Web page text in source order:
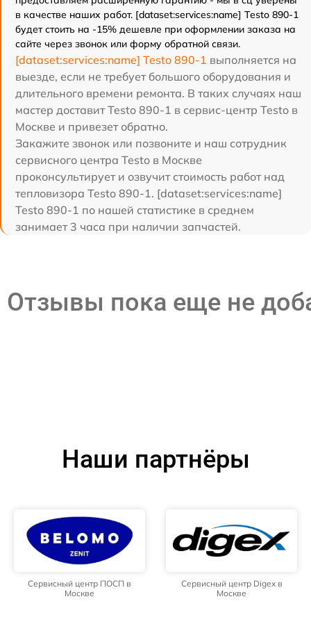
в качестве наших работ. [dataset:services:name] Testo 890-1
будет стоить на -15% дешевле при оформлении заказа на
сайте через звонок или форму обратной связи.
[dataset:services:name] Testo 890-1 выполняется на
выезде, если не требует большого оборудования и
длительного времени ремонта. В таких случаях наш
мастер доставит Testo 890-1 в сервис-центр Testo в
Москве и привезет обратно.
Закажите звонок или позвоните и наш сотрудник
сервисного центра Testo в Москве
проконсультирует и озвучит стоимость работ над
тепловизора Testo 890-1. [dataset:services:name]
Testo 890-1 по нашей статистике в среднем
занимает 3 часа при наличии запчастей.
Отзывы пока еще не
Наши партнёры
Сервисный центр ПОСП в
Москве
Сервисный центр Digex в
Москве